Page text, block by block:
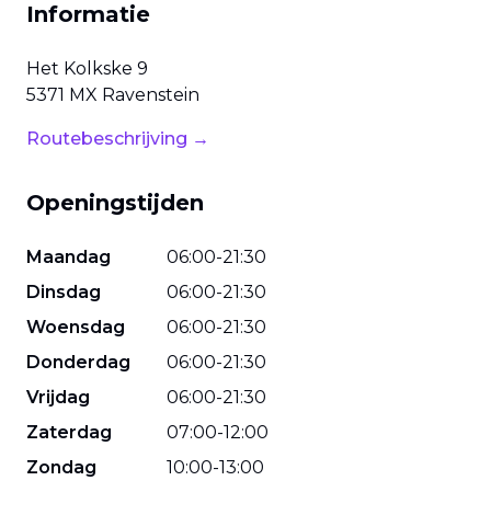
Informatie
Het Kolkske 9
5371 MX Ravenstein
Routebeschrijving →
Openingstijden
Maandag 06:00-21:30
Dinsdag
06:00-21:30
Woensdag
06:00-21:30
Donderdag
06:00-21:30
Vrijdag
06:00-21:30
Zaterdag
07:00-12:00
Zondag
10:00-13:00